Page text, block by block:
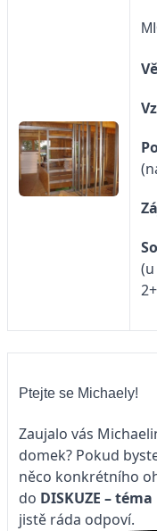
Ptejte se Michaely!
Zaujalo vás
domek? Pokud
něco konkrétního
do DISKUZE – téma
jistě ráda odpoví.